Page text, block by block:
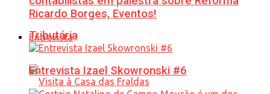
Tributária
Ricardo Borges, Eventos!
Entrevista
Entrevista Izael Skowronski #6